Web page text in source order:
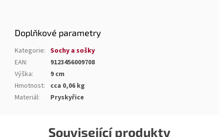
Související produkty
Doplňkové parametry
Kategorie: Sochy a sošky
EAN:
9123456009708
Výška:
9 cm
Hmotnost:
cca 0,06 kg
Materiál: Pryskyřice